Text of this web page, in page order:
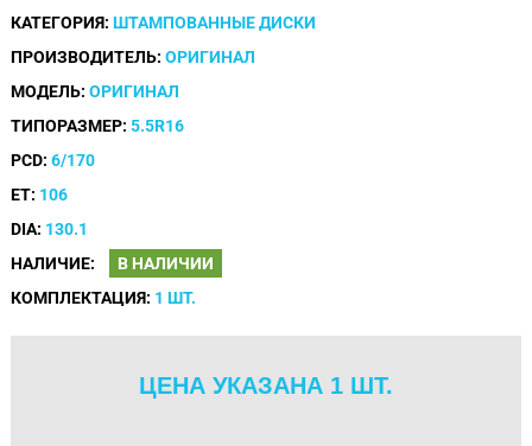
КАТЕГОРИЯ: ШТАМПОВАННЫЕ ДИСКИ
ПРОИЗВОДИТЕЛЬ: ОРИГИНАЛ
МОДЕЛЬ: ОРИГИНАЛ
ТИПОРАЗМЕР: 5.5R16
PCD: 6/170
ET: 106
DIA: 130.1
НАЛИЧИЕ:
В НАЛИЧИИ
КОМПЛЕКТАЦИЯ: 1 ШТ.
ЦЕНА УКАЗАНА 1 ШТ.